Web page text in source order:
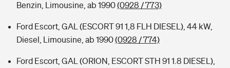
Benzin, Limousine, ab 1990(0928 / 773)
Ford Escort, GAL (ESCORT 91 1,8 FLH DIESEL), 44 kW,
Diesel, Limousine, ab 1990(0928 / 774)
Ford Escort, GAL (ORION, ESCORT STH 91 1.8 DIESEL),